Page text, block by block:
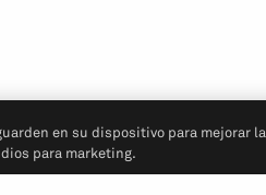
en su dispositivo para mejorar la
para marketing.